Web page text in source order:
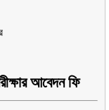
আবেদন ফি